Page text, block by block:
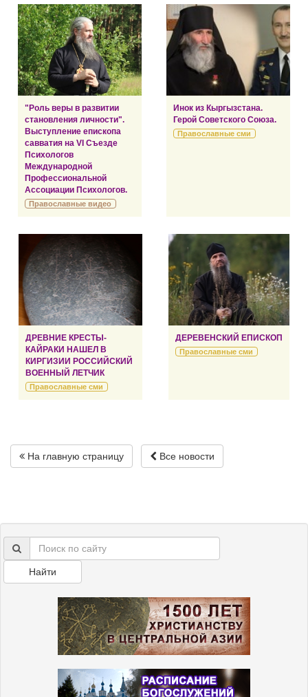
"Роль веры в развитии
становления личности".
Выступление епископа
савватия на VI Съезде
Психологов
Международной
Профессиональной
Ассоциации Психологов.
Православные видео
Инок из Кыргызстана.
Герой Советского Союза.
Православные сми
ДРЕВНИЕ КРЕСТЫ-
КАЙРАКИ НАШЕЛ В
КИРГИЗИИ РОССИЙСКИЙ
ВОЕННЫЙ ЛЕТЧИК
Православные сми
ДЕРЕВЕНСКИЙ ЕПИСКОП
Православные сми
На главную страницу Все новости
Найти